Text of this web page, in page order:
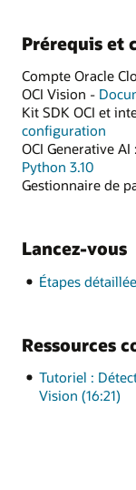
Prérequis et
Compte Oracle
OCI Vision -
Kit SDK OCI et
configuration
OCI Generative AI :
Python 3.10
Gestionnaire de
Lancez-vous
Étapes
Ressources
Tutoriel :
Vision (16:21)